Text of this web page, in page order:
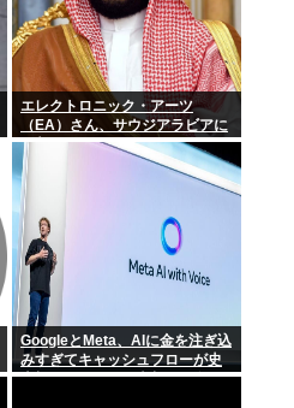
エレクトロニック・アーツ
（EA）さん、サウジアラビアに
買収されてしまう。これはハラ
ールゲーム爆誕か
GoogleとMeta、AIに金を注ぎ込
みすぎてキャッシュフローが史
上初のマイナス。売却か保有で